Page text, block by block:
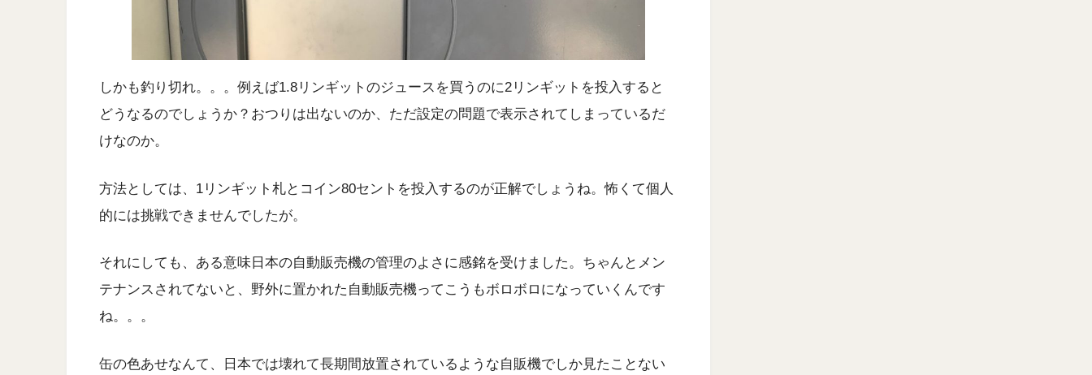
しかも釣り切れ。。。例えば1.8リンギットのジュースを買うのに2リンギットを投入すると
どうなるのでしょうか？おつりは出ないのか、ただ設定の問題で表示されてしまっているだ
けなのか。
方法としては、1リンギット札とコイン80セントを投入するのが正解でしょうね。怖くて個人
的には挑戦できませんでしたが。
それにしても、ある意味日本の自動販売機の管理のよさに感銘を受けました。ちゃんとメン
テナンスされてないと、野外に置かれた自動販売機ってこうもボロボロになっていくんです
ね。。。
缶の色あせなんて、日本では壊れて長期間放置されているような自販機でしか見たことない